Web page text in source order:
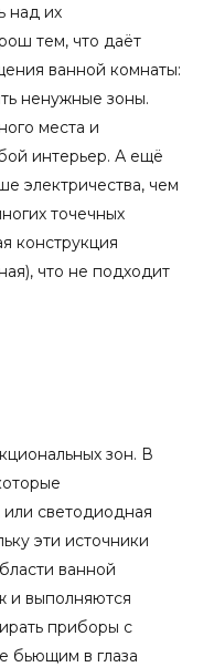
над их
тем, что даёт
ванной комнаты:
ненужные зоны.
места и
интерьер. А ещё
электричества, чем
точечных
конструкция
что не подходит
зон. В
светодиодная
эти источники
ванной
и выполняются
приборы с
бьющим в глаза